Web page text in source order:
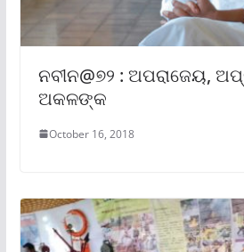
ନବୀନ@୭୨ : ଅପରାଜେୟ,
ଅକଳଙ୍କ
October 16, 2018